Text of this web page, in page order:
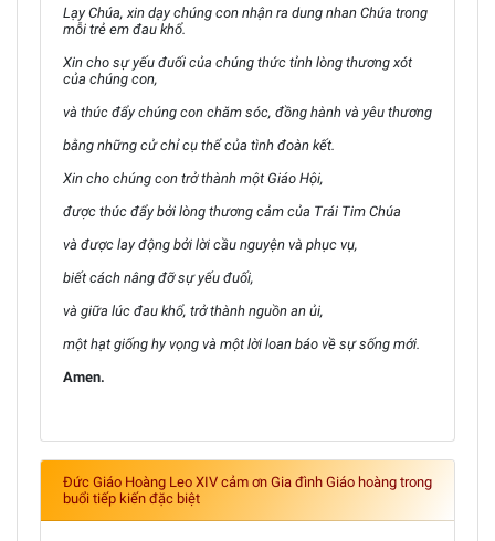
Lạy Chúa, xin dạy chúng con nhận ra dung nhan Chúa trong
mỗi trẻ em đau khổ.
Xin cho sự yếu đuối của chúng thức tỉnh lòng thương xót
của chúng con,
và thúc đẩy chúng con chăm sóc, đồng hành và yêu thương
bằng những cử chỉ cụ thể của tình đoàn kết.
Xin cho chúng con trở thành một Giáo Hội,
được thúc đẩy bởi lòng thương cảm của Trái Tim Chúa
và được lay động bởi lời cầu nguyện và phục vụ,
biết cách nâng đỡ sự yếu đuối,
và giữa lúc đau khổ, trở thành nguồn an ủi,
một hạt giống hy vọng và một lời loan báo về sự sống mới.
Amen.
Đức Giáo Hoàng Leo XIV cảm ơn Gia đình Giáo hoàng trong
buổi tiếp kiến đặc biệt